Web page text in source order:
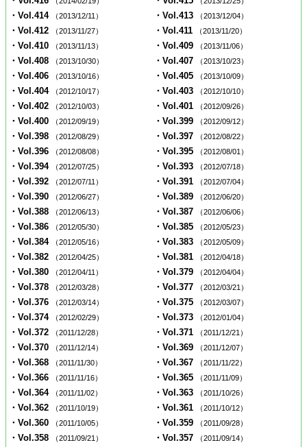
・Vol.414 （2013/12/11） ・Vol.413 （2013/12/04）
・Vol.412 （2013/11/27） ・Vol.411 （2013/11/20）
・Vol.410 （2013/11/13） ・Vol.409 （2013/11/06）
・Vol.408 （2013/10/30） ・Vol.407 （2013/10/23）
・Vol.406 （2013/10/16） ・Vol.405 （2013/10/09）
・Vol.404 （2012/10/17） ・Vol.403 （2012/10/10）
・Vol.402 （2012/10/03） ・Vol.401 （2012/09/26）
・Vol.400 （2012/09/19） ・Vol.399 （2012/09/12）
・Vol.398 （2012/08/29） ・Vol.397 （2012/08/22）
・Vol.396 （2012/08/08） ・Vol.395 （2012/08/01）
・Vol.394 （2012/07/25） ・Vol.393 （2012/07/18）
・Vol.392 （2012/07/11） ・Vol.391 （2012/07/04）
・Vol.390 （2012/06/27） ・Vol.389 （2012/06/20）
・Vol.388 （2012/06/13） ・Vol.387 （2012/06/06）
・Vol.386 （2012/05/30） ・Vol.385 （2012/05/23）
・Vol.384 （2012/05/16） ・Vol.383 （2012/05/09）
・Vol.382 （2012/04/25） ・Vol.381 （2012/04/18）
・Vol.380 （2012/04/11） ・Vol.379 （2012/04/04）
・Vol.378 （2012/03/28） ・Vol.377 （2012/03/21）
・Vol.376 （2012/03/14） ・Vol.375 （2012/03/07）
・Vol.374 （2012/02/29） ・Vol.373 （2012/01/04）
・Vol.372 （2011/12/28） ・Vol.371 （2011/12/21）
・Vol.370 （2011/12/14） ・Vol.369 （2011/12/07）
・Vol.368 （2011/11/30） ・Vol.367 （2011/11/22）
・Vol.366 （2011/11/16） ・Vol.365 （2011/11/09）
・Vol.364 （2011/11/02） ・Vol.363 （2011/10/26）
・Vol.362 （2011/10/19） ・Vol.361 （2011/10/12）
・Vol.360 （2011/10/05） ・Vol.359 （2011/09/28）
・Vol.358 （2011/09/21） ・Vol.357 （2011/09/14）